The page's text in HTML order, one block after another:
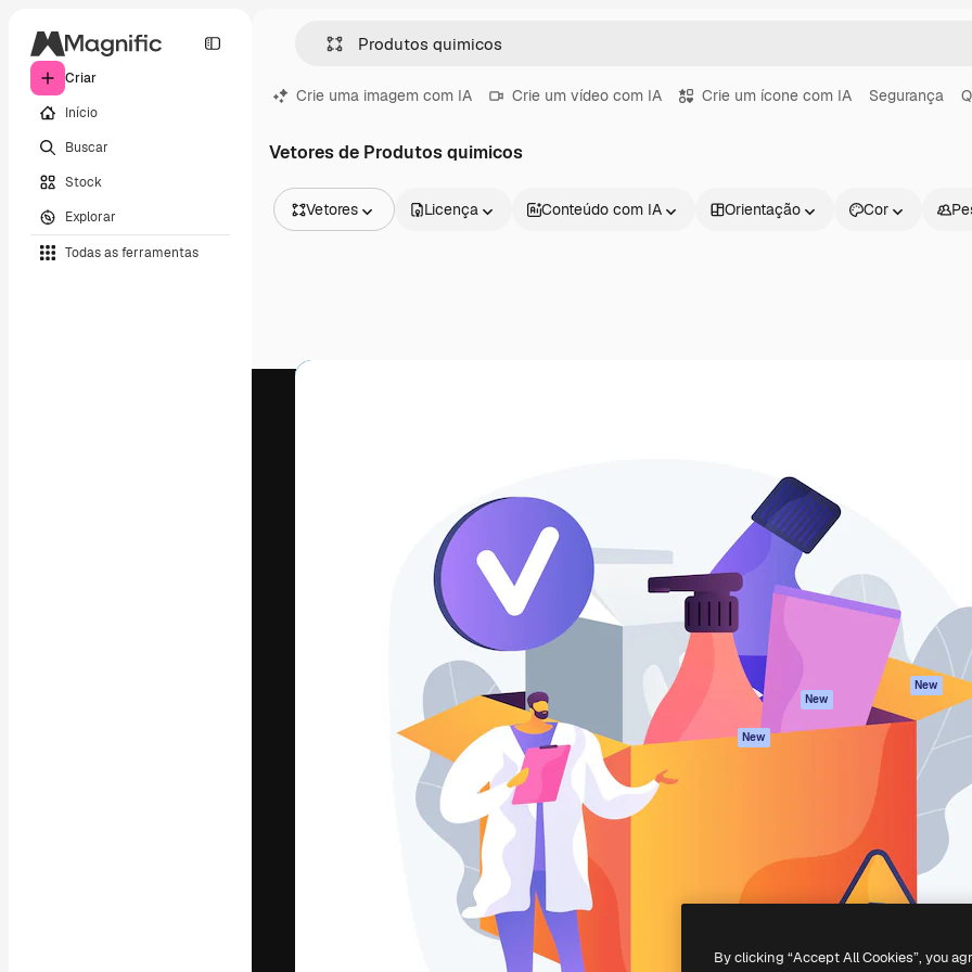
Criar
Início
Buscar
Stock
Explorar
Todas as ferramentas
Crie uma imagem com IA Crie um vídeo com IA Crie um ícone com IA Segurança
Vetores de Produtos quimicos
Vetores
Vídeos
Licença Conteúdo com IA Orientação Cor
A plataforma criativa para você direcionar
seu melhor trabalho. Mais de 1 milhão de
assinantes entre criativos, empresas,
agências e estúdios.
Português
Assistente de IA
Gerador de
imagens
Gerador de vídeos
Texto para voz
Conteúdo de stock
MCP para
Claude/ChatGPT
New
Agentes New
Termos e
condições
Política de
privacidade
Originais
New
Política de cookies
Central de
confiabilidade
Afiliados
Empresas
Copyright © 2010-2026 Freepik Company S.L.U. Todos os direitos reservados.
By clicking “Accept All Cookies”, you